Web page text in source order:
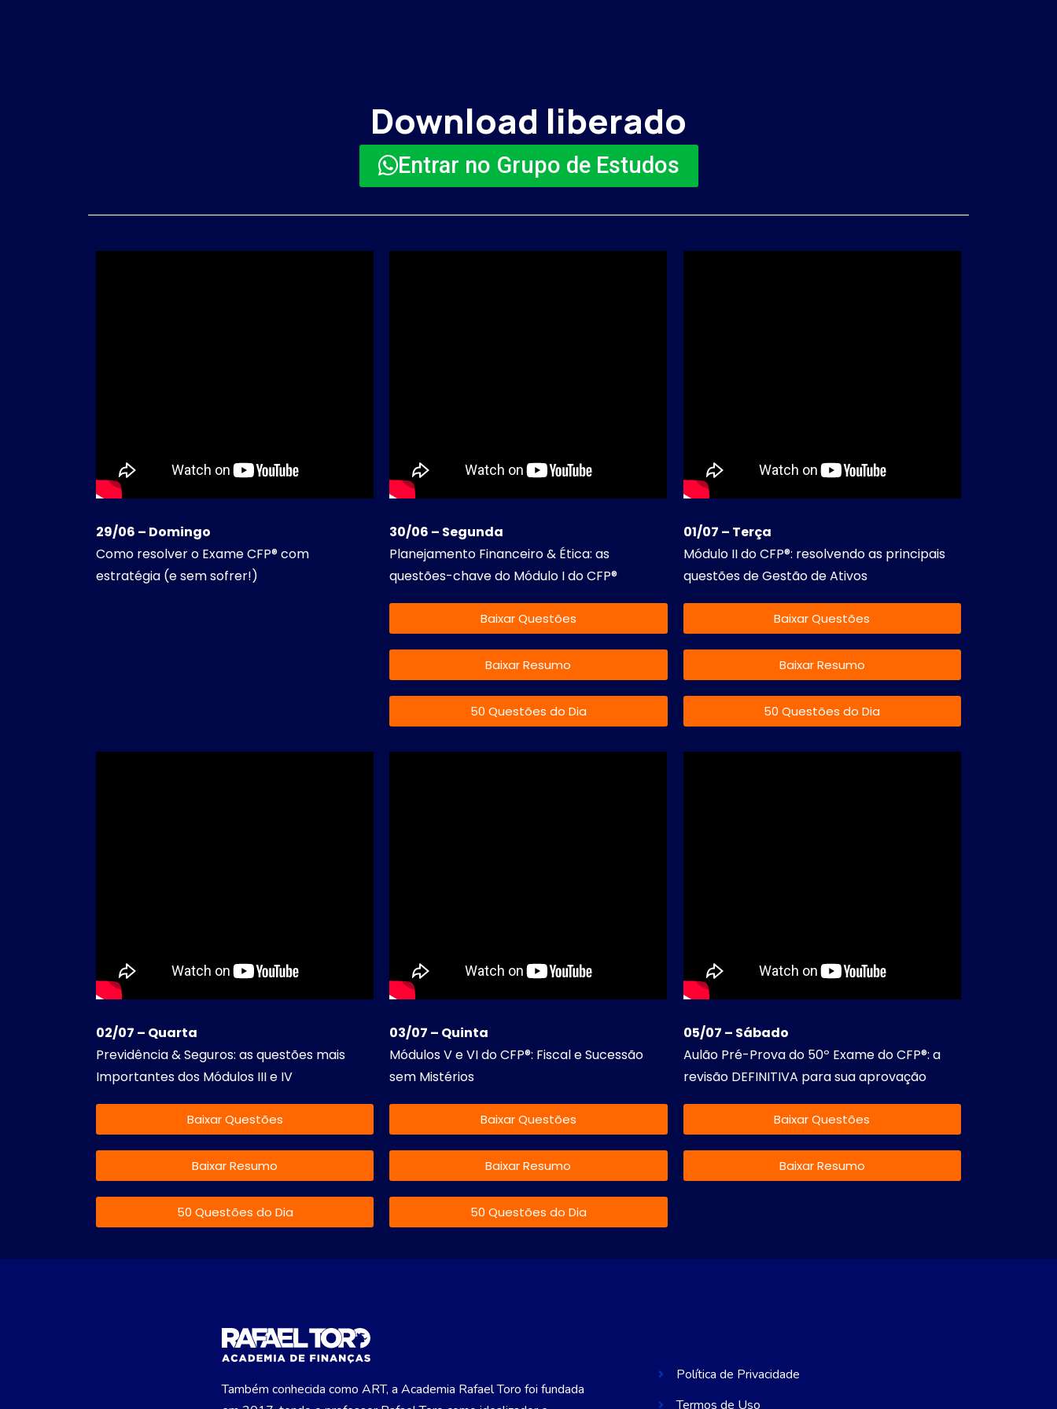
Download liberado
Entrar no Grupo de Estudos
29/06 – Domingo
Como resolver o Exame CFP® com
estratégia (e sem sofrer!)
30/06 – Segunda
Planejamento Financeiro & Ética: as
questões-chave do Módulo I do CFP®
Baixar Questões
Baixar Resumo
50 Questões do Dia
01/07 – Terça
Módulo II do CFP®: resolvendo as principais
questões de Gestão de Ativos
Baixar Questões
Baixar Resumo
50 Questões do Dia
02/07 – Quarta
Previdência & Seguros: as questões mais
Importantes dos Módulos III e IV
Baixar Questões
Baixar Resumo
50 Questões do Dia
03/07 – Quinta
Módulos V e VI do CFP®: Fiscal e Sucessão
sem Mistérios
Baixar Questões
Baixar Resumo
50 Questões do Dia
05/07 – Sábado
Aulão Pré-Prova do 50º Exame do CFP®: a
revisão DEFINITIVA para sua aprovação
Baixar Questões
Baixar Resumo
Também conhecida como ART, a Academia Rafael Toro foi fundada
Política de Privacidade
Termos de Uso